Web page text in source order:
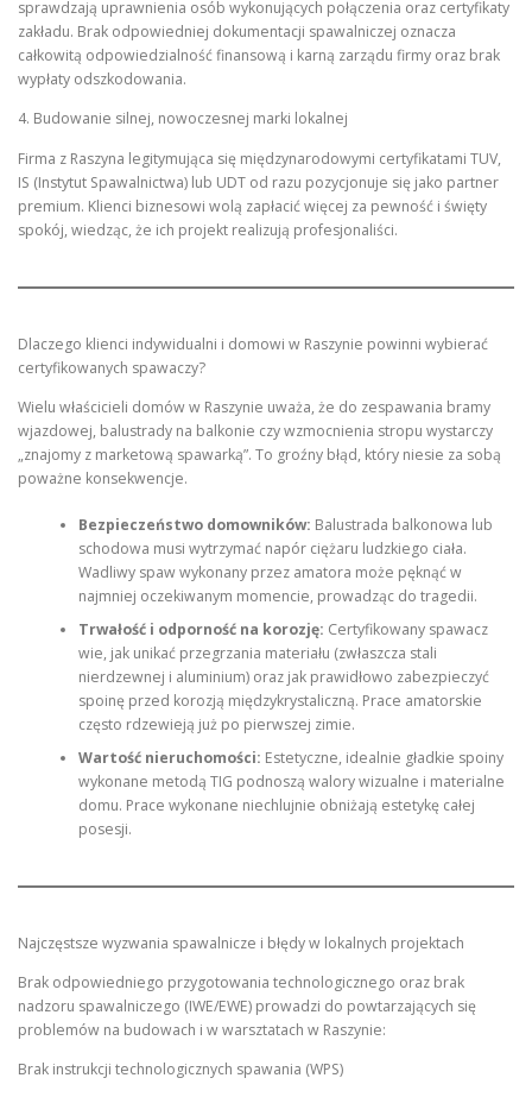
sprawdzają uprawnienia osób wykonujących połączenia oraz certyfikaty
zakładu. Brak odpowiedniej dokumentacji spawalniczej oznacza
całkowitą odpowiedzialność finansową i karną zarządu firmy oraz brak
wypłaty odszkodowania.
4. Budowanie silnej, nowoczesnej marki lokalnej
Firma z Raszyna legitymująca się międzynarodowymi certyfikatami TUV,
IS (Instytut Spawalnictwa) lub UDT od razu pozycjonuje się jako partner
premium. Klienci biznesowi wolą zapłacić więcej za pewność i święty
spokój, wiedząc, że ich projekt realizują profesjonaliści.
Dlaczego klienci indywidualni i domowi w Raszynie powinni wybierać
certyfikowanych spawaczy?
Wielu właścicieli domów w Raszynie uważa, że do zespawania bramy
wjazdowej, balustrady na balkonie czy wzmocnienia stropu wystarczy
„znajomy z marketową spawarką”. To groźny błąd, który niesie za sobą
poważne konsekwencje.
Bezpieczeństwo domowników: Balustrada balkonowa lub
schodowa musi wytrzymać napór ciężaru ludzkiego ciała.
Wadliwy spaw wykonany przez amatora może pęknąć w
najmniej oczekiwanym momencie, prowadząc do tragedii.
Trwałość i odporność na korozję: Certyfikowany spawacz
wie, jak unikać przegrzania materiału (zwłaszcza stali
nierdzewnej i aluminium) oraz jak prawidłowo zabezpieczyć
spoinę przed korozją międzykrystaliczną. Prace amatorskie
często rdzewieją już po pierwszej zimie.
Wartość nieruchomości: Estetyczne, idealnie gładkie spoiny
wykonane metodą TIG podnoszą walory wizualne i materialne
domu. Prace wykonane niechlujnie obniżają estetykę całej
posesji.
Najczęstsze wyzwania spawalnicze i błędy w lokalnych projektach
Brak odpowiedniego przygotowania technologicznego oraz brak
nadzoru spawalniczego (IWE/EWE) prowadzi do powtarzających się
problemów na budowach i w warsztatach w Raszynie:
Brak instrukcji technologicznych spawania (WPS)